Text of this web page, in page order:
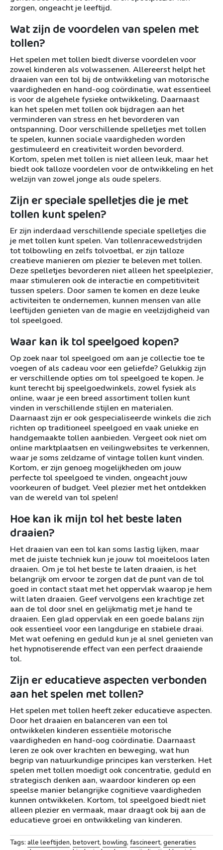
zorgen, ongeacht je leeftijd.
Wat zijn de voordelen van spelen met
tollen?
Het spelen met tollen biedt diverse voordelen voor
zowel kinderen als volwassenen. Allereerst helpt het
draaien van een tol bij de ontwikkeling van motorische
vaardigheden en hand-oog coördinatie, wat essentieel
is voor de algehele fysieke ontwikkeling. Daarnaast
kan het spelen met tollen ook bijdragen aan het
verminderen van stress en het bevorderen van
ontspanning. Door verschillende spelletjes met tollen
te spelen, kunnen sociale vaardigheden worden
gestimuleerd en creativiteit worden bevorderd.
Kortom, spelen met tollen is niet alleen leuk, maar het
biedt ook talloze voordelen voor de ontwikkeling en het
welzijn van zowel jonge als oude spelers.
Zijn er speciale spelletjes die je met
tollen kunt spelen?
Er zijn inderdaad verschillende speciale spelletjes die
je met tollen kunt spelen. Van tollenracewedstrijden
tot tolbowling en zelfs tolvoetbal, er zijn talloze
creatieve manieren om plezier te beleven met tollen.
Deze spelletjes bevorderen niet alleen het speelplezier,
maar stimuleren ook de interactie en competitiviteit
tussen spelers. Door samen te komen en deze leuke
activiteiten te ondernemen, kunnen mensen van alle
leeftijden genieten van de magie en veelzijdigheid van
tol speelgoed.
Waar kan ik tol speelgoed kopen?
Op zoek naar tol speelgoed om aan je collectie toe te
voegen of als cadeau voor een geliefde? Gelukkig zijn
er verschillende opties om tol speelgoed te kopen. Je
kunt terecht bij speelgoedwinkels, zowel fysiek als
online, waar je een breed assortiment tollen kunt
vinden in verschillende stijlen en materialen.
Daarnaast zijn er ook gespecialiseerde winkels die zich
richten op traditioneel speelgoed en vaak unieke en
handgemaakte tollen aanbieden. Vergeet ook niet om
online marktplaatsen en veilingwebsites te verkennen,
waar je soms zeldzame of vintage tollen kunt vinden.
Kortom, er zijn genoeg mogelijkheden om jouw
perfecte tol speelgoed te vinden, ongeacht jouw
voorkeuren of budget. Veel plezier met het ontdekken
van de wereld van tol spelen!
Hoe kan ik mijn tol het beste laten
draaien?
Het draaien van een tol kan soms lastig lijken, maar
met de juiste techniek kun je jouw tol moeiteloos laten
draaien. Om je tol het beste te laten draaien, is het
belangrijk om ervoor te zorgen dat de punt van de tol
goed in contact staat met het oppervlak waarop je hem
wilt laten draaien. Geef vervolgens een krachtige zet
aan de tol door snel en gelijkmatig met je hand te
draaien. Een glad oppervlak en een goede balans zijn
ook essentieel voor een langdurige en stabiele draai.
Met wat oefening en geduld kun je al snel genieten van
het hypnotiserende effect van een perfect draaiende
tol.
Zijn er educatieve aspecten verbonden
aan het spelen met tollen?
Het spelen met tollen heeft zeker educatieve aspecten.
Door het draaien en balanceren van een tol
ontwikkelen kinderen essentiële motorische
vaardigheden en hand-oog coördinatie. Daarnaast
leren ze ook over krachten en beweging, wat hun
begrip van natuurkundige principes kan versterken. Het
spelen met tollen moedigt ook concentratie, geduld en
strategisch denken aan, waardoor kinderen op een
speelse manier belangrijke cognitieve vaardigheden
kunnen ontwikkelen. Kortom, tol speelgoed biedt niet
alleen plezier en vermaak, maar draagt ook bij aan de
educatieve groei en ontwikkeling van kinderen.
Tags: alle leeftijden, betovert, bowling, fascineert, generaties